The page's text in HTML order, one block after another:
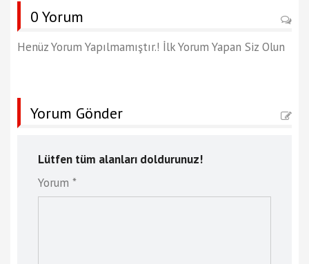
0 Yorum
Henüz Yorum Yapılmamıştır.! İlk Yorum Yapan Siz Olun
Yorum Gönder
Lütfen tüm alanları doldurunuz!
Yorum *